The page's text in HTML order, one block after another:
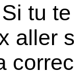
Si tu
aller